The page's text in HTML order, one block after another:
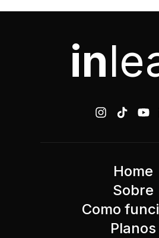
Home
Sobre
Como
Planos
in